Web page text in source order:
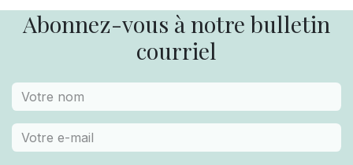
Abonnez-vous à notre bulletin
courriel